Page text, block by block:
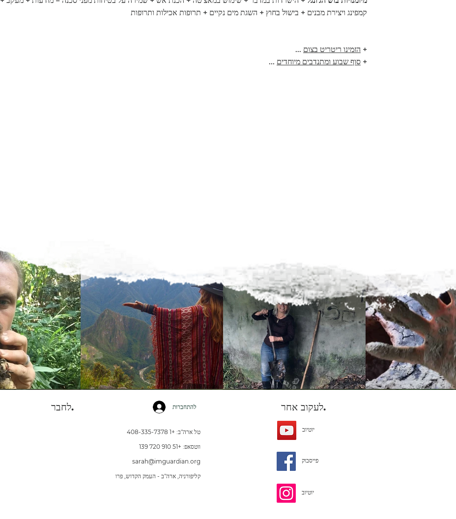
קמפינג ויצירת מבנים + בישול בחוץ + השגת מים נקיים + תרופות אכילות ותרופות
+ הזמינו ריטריט בצום ...
+ סוף שבוע ומתנדבים מיוחדים ...
לחבר. להתחברות
טל ארה"ב: +1 408-335-7378
ווטסאפ: +51 910 720 139
sarah@imguardian.org
קליפורניה, ארה"ב - העמק הקדוש, פרו
לעקוב אחר.
יוטיוב
פייסבוק
יוטיוב